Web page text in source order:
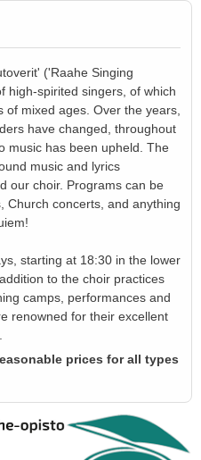
('Raahe Singing
high-spirited singers, of which
mixed ages. Over the years,
have changed, throughout
music has been upheld. The
music and lyrics
our choir. Programs can be
Church concerts, and anything
starting at 18:30 in the lower
to the choir practices
camps, performances and
renowned for their excellent
prices for all types